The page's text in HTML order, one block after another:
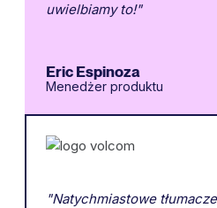
uwielbiamy to!"
Eric Espinoza
Menedżer produktu
"Natychmiastowe